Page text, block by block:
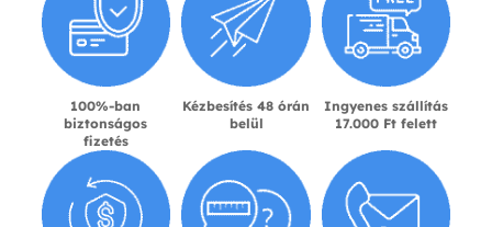
100%-ban
biztonságos
fizetés
Kézbesítés 48 órán
belül
Ingyenes szállítás
17.000 Ft felett